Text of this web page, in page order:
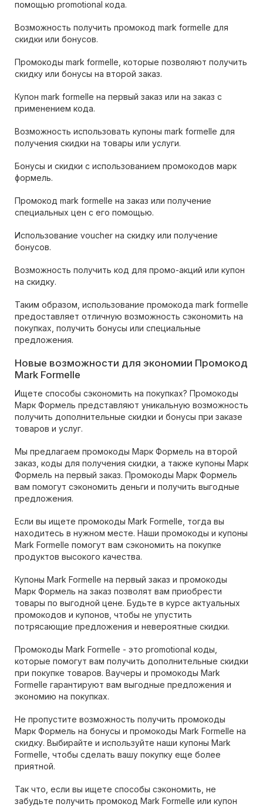
помощью promotional кода.
Возможность получить промокод mark formelle для
скидки или бонусов.
Промокоды mark formelle, которые позволяют получить
скидку или бонусы на второй заказ.
Купон mark formelle на первый заказ или на заказ с
применением кода.
Возможность использовать купоны mark formelle для
получения скидки на товары или услуги.
Бонусы и скидки с использованием промокодов марк
формель.
Промокод mark formelle на заказ или получение
специальных цен с его помощью.
Использование voucher на скидку или получение
бонусов.
Возможность получить код для промо-акций или купон
на скидку.
Таким образом, использование промокода mark formelle
предоставляет отличную возможность сэкономить на
покупках, получить бонусы или специальные
предложения.
Новые возможности для экономии Промокод
Mark Formelle
Ищете способы сэкономить на покупках? Промокоды
Марк Формель представляют уникальную возможность
получить дополнительные скидки и бонусы при заказе
товаров и услуг.
Мы предлагаем промокоды Марк Формель на второй
заказ, коды для получения скидки, а также купоны Марк
Формель на первый заказ. Промокоды Марк Формель
вам помогут сэкономить деньги и получить выгодные
предложения.
Если вы ищете промокоды Mark Formelle, тогда вы
находитесь в нужном месте. Наши промокоды и купоны
Mark Formelle помогут вам сэкономить на покупке
продуктов высокого качества.
Купоны Mark Formelle на первый заказ и промокоды
Марк Формель на заказ позволят вам приобрести
товары по выгодной цене. Будьте в курсе актуальных
промокодов и купонов, чтобы не упустить
потрясающие предложения и невероятные скидки.
Промокоды Mark Formelle - это promotional коды,
которые помогут вам получить дополнительные скидки
при покупке товаров. Ваучеры и промокоды Mark
Formelle гарантируют вам выгодные предложения и
экономию на покупках.
Не пропустите возможность получить промокоды
Марк Формель на бонусы и промокоды Mark Formelle на
скидку. Выбирайте и используйте наши купоны Mark
Formelle, чтобы сделать вашу покупку еще более
приятной.
Так что, если вы ищете способы сэкономить, не
забудьте получить промокод Mark Formelle или купон